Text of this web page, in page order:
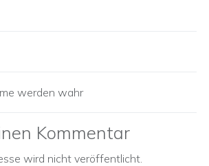
werden wahr
Kommentar
wird nicht veröffentlicht.